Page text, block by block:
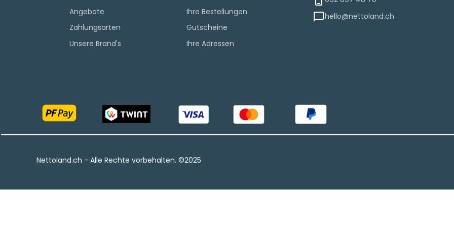
Angebote
Zahlungsarten
Unsere Brand's
Ihre Bestellungen
Gutscheine
Ihre Adressen
hello@nettoland.ch
Nettoland.ch - Alle Rechte vorbehalten.​ ©2025